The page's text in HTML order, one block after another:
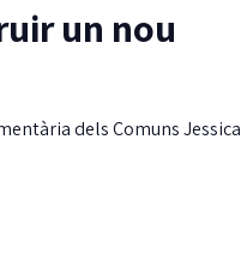
un nou
dels Comuns Jessica